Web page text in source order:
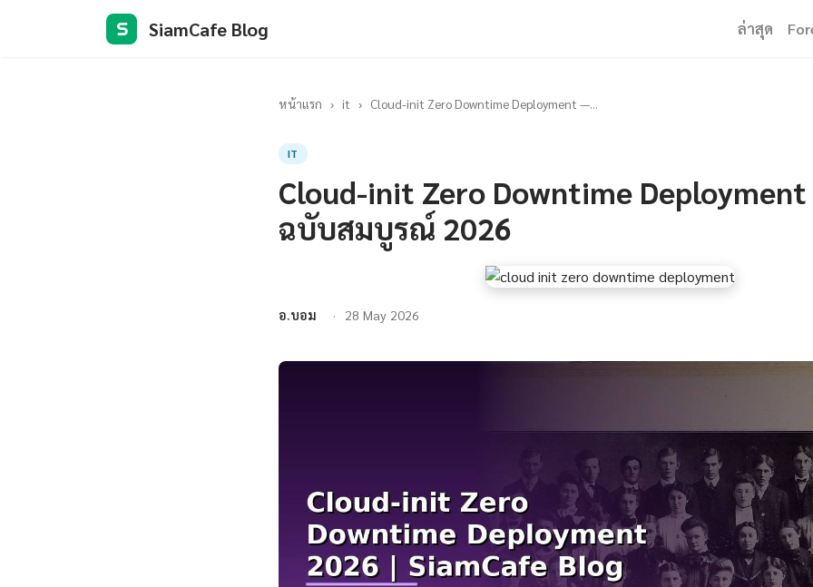
S SiamCafe Blog ล่าสุด
หน้าแรก › it › Cloud-init Zero Downtime Deployment —...
IT
Cloud-init Zero Downtime
ฉบับสมบูรณ์ 2026
อ.บอม 28 May 2026